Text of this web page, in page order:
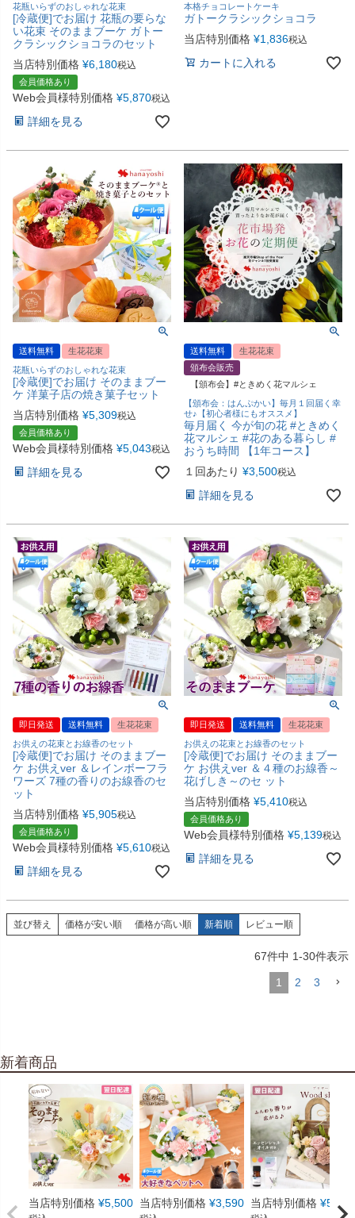
花瓶いらずのおしゃれな花束
[冷蔵便]でお届け 花瓶の要らな
い花束 そのままブーケ ガトー
クラシックショコラのセット
当店特別価格 ¥6,180税込
会員価格あり
Web会員様特別価格 ¥5,870税込
詳細を見る
本格チョコレートケーキ
ガトークラシックショコラ
当店特別価格 ¥1,836税込
カートに入れる
送料無料
生花花束
花瓶いらずのおしゃれな花束
[冷蔵便]でお届け そのままブー
ケ 洋菓子店の焼き菓子セット
当店特別価格 ¥5,309税込
会員価格あり
Web会員様特別価格 ¥5,043税込
詳細を見る
送料無料
生花花束
頒布会販売
【頒布会】#ときめく花マルシェ
【頒布会：はんぷかい】毎月１回届く幸
せ♪【初心者様にもオススメ】
毎月届く 今が旬の花 #ときめく
花マルシェ #花のある暮らし #
おうち時間 【1年コース】
１回あたり ¥3,500税込
詳細を見る
即日発送 送料無料
生花花束
お供えの花束とお線香のセット
[冷蔵便]でお届け そのままブー
ケ お供えver ＆レインボーフラ
ワーズ 7種の香りのお線香のセ
ット
当店特別価格 ¥5,905税込
会員価格あり
Web会員様特別価格 ¥5,610税込
詳細を見る
即日発送 送料無料
生花花束
お供えの花束とお線香のセット
[冷蔵便]でお届け そのままブー
ケ お供えver ＆４種のお線香～
花げしき～のセ ット
当店特別価格 ¥5,410税込
会員価格あり
Web会員様特別価格 ¥5,139税込
詳細を見る
並び替え 価格が安い順 価格が高い順 新着順 レビュー順
67件中 1-30件表示
1 2 3
新着商品
当店特別価格 ¥5,500 当店特別価格 ¥3,590 当店特別価格 ¥5,550